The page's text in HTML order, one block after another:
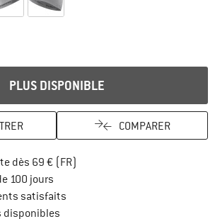
PLUS DISPONIBLE
COMPARER
dès 69 € (FR)
100 jours
satisfaits
disponibles